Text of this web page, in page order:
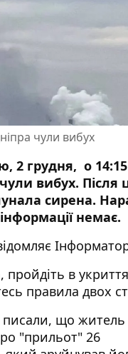
чули вибух
2 грудня, о
вибух. Після
сирена.
немає.
пройдіть в
правила двох
що житель
"прильот" 26